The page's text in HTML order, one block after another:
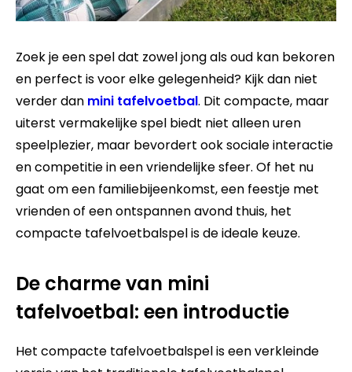
Zoek je een spel dat zowel jong als oud kan bekoren
en perfect is voor elke gelegenheid? Kijk dan niet
verder dan mini tafelvoetbal. Dit compacte, maar
uiterst vermakelijke spel biedt niet alleen uren
speelplezier, maar bevordert ook sociale interactie
en competitie in een vriendelijke sfeer. Of het nu
gaat om een familiebijeenkomst, een feestje met
vrienden of een ontspannen avond thuis, het
compacte tafelvoetbalspel is de ideale keuze.
De charme van mini
tafelvoetbal: een introductie
Het compacte tafelvoetbalspel is een verkleinde